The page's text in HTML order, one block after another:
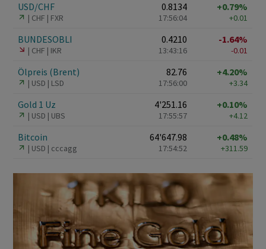
USD/CHF
CHF FXR
0.8134
17:56:04
+0.79%
+0.01
BUNDESOBLI
CHF IKR
0.4210
13:43:16
-1.64%
-0.01
Ölpreis (Brent)
USD LSD
82.76
17:56:00
+4.20%
+3.34
Gold 1 Uz
USD UBS
4'251.16
17:55:57
+0.10%
+4.12
Bitcoin
USD cccagg
64'647.98
17:54:52
+0.48%
+311.59